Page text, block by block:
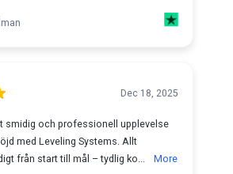
Dec 18, 2025
smidig och professionell upplevelse
med Leveling Systems. Allt
från start till mål – tydlig ko...
More